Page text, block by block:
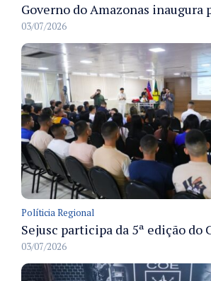
03/07/2026
Políticia Regional
03/07/2026